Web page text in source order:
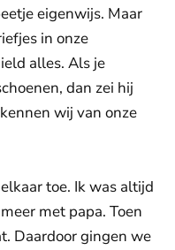
eigenwijs. Maar
in onze
alles. Als je
dan zei hij
wij van onze
toe. Ik was altijd
met papa. Toen
Daardoor gingen we